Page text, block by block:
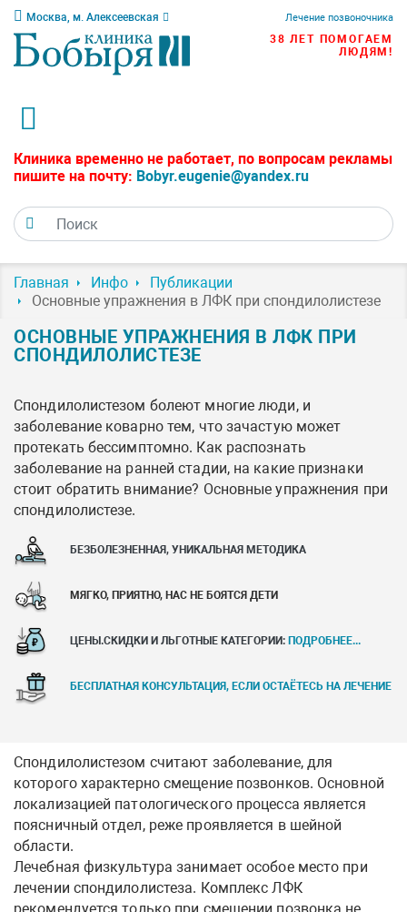
Москва, м. Алексеевская Лечение позвоночника
38 ЛЕТ ПОМОГАЕМ
ЛЮДЯМ!
Клиника временно не работает, по вопросам рекламы
пишите на почту: Bobyr.eugenie@yandex.ru
Главная Инфо
Публикации
Основные упражнения в ЛФК при спондилолистезе
ОСНОВНЫЕ УПРАЖНЕНИЯ В ЛФК ПРИ
СПОНДИЛОЛИСТЕЗЕ
Спондилолистезом болеют многие люди, и
заболевание коварно тем, что зачастую может
протекать бессимптомно. Как распознать
заболевание на ранней стадии, на какие признаки
стоит обратить внимание? Основные упражнения при
спондилолистезе.
БЕЗБОЛЕЗНЕННАЯ, УНИКАЛЬНАЯ МЕТОДИКА
МЯГКО, ПРИЯТНО, НАС НЕ БОЯТСЯ ДЕТИ
ЦЕНЫ.СКИДКИ И ЛЬГОТНЫЕ КАТЕГОРИИ: ПОДРОБНЕЕ...
БЕСПЛАТНАЯ КОНСУЛЬТАЦИЯ, ЕСЛИ ОСТАЁТЕСЬ НА ЛЕЧЕНИЕ
Спондилолистезом считают заболевание, для
которого характерно смещение позвонков. Основной
локализацией патологического процесса является
поясничный отдел, реже проявляется в шейной
области.
Лечебная физкультура занимает особое место при
лечении спондилолистеза. Комплекс ЛФК